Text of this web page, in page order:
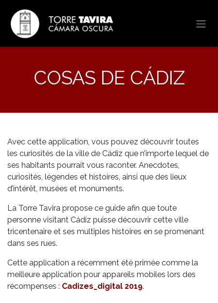
COSAS DE CÁDIZ
Avec cette application, vous pouvez découvrir toutes
les curiosités de la ville de Cádiz que n’importe lequel de
ses habitants pourrait vous raconter. Anecdotes,
curiosités, légendes et histoires, ainsi que des lieux
d’intérêt, musées et monuments.
La Torre Tavira propose ce guide afin que toute
personne visitant Cádiz puisse découvrir cette ville
tricentenaire et ses multiples histoires en se promenant
dans ses rues.
Cette application a récemment été primée comme la
meilleure application pour appareils mobiles lors des
récompenses : Cadizes_digital 2019.